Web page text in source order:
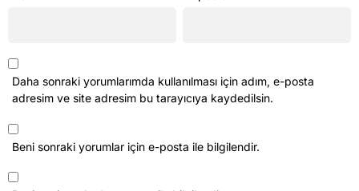
Daha sonraki yorumlarımda kullanılması için adım, e-posta
adresim ve site adresim bu tarayıcıya kaydedilsin.
Beni sonraki yorumlar için e-posta ile bilgilendir.